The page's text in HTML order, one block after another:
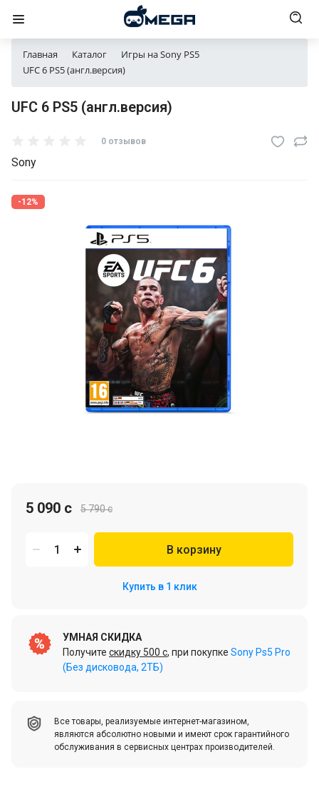
Главная Каталог
Игры на Sony PS5
UFC 6 PS5 (англ.версия)
UFC 6 PS5 (англ.версия)
0 отзывов
Sony
-12%
5 790 c
5 090 c
В корзину
Купить в 1 клик
УМНАЯ СКИДКА
Получите скидку 500 c, при покупке Sony Ps5 Pro
(Без дисковода, 2ТБ)
Все товары, реализуемые интернет-магазином,
являются абсолютно новыми и имеют срок гарантийного
обслуживания в сервисных центрах производителей.